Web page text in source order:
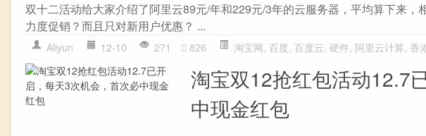
双十二活动给大家介绍了阿里云89元/年和229元/3年的云服务器，平均算下来
力度促销？而且只对新用户优惠？ ...
Aliyun 12-10 271 826 淘宝网, 百度, 百度云, 硬件, 阿里云计算, 香
淘宝双12抢红包活动12.7
中现金红包